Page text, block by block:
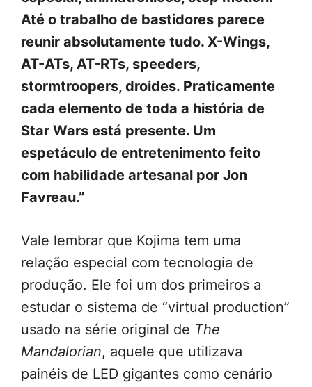
Até o trabalho de bastidores parece
reunir absolutamente tudo. X-Wings,
AT-ATs, AT-RTs, speeders,
stormtroopers, droides. Praticamente
cada elemento de toda a história de
Star Wars está presente. Um
espetáculo de entretenimento feito
com habilidade artesanal por Jon
Favreau.”
Vale lembrar que Kojima tem uma
relação especial com tecnologia de
produção. Ele foi um dos primeiros a
estudar o sistema de “virtual production”
usado na série original de The
Mandalorian, aquele que utilizava
painéis de LED gigantes como cenário